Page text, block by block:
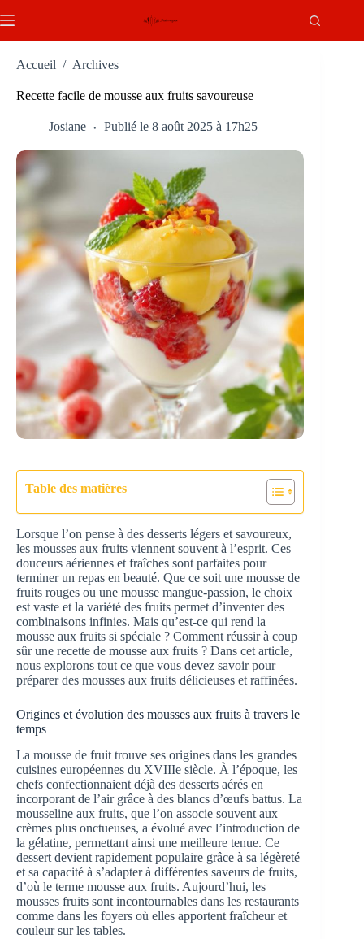
au
Accueil / Archives
Recette facile de mousse aux fruits savoureuse
Josiane Publié le 8 août 2025 à 17h25
Table des matières
Lorsque l’on pense à des desserts légers et savoureux,
les mousses aux fruits viennent souvent à l’esprit. Ces
douceurs aériennes et fraîches sont parfaites pour
terminer un repas en beauté. Que ce soit une mousse de
fruits rouges ou une mousse mangue-passion, le choix
est vaste et la variété des fruits permet d’inventer des
combinaisons infinies. Mais qu’est-ce qui rend la
mousse aux fruits si spéciale ? Comment réussir à coup
sûr une recette de mousse aux fruits ? Dans cet article,
nous explorons tout ce que vous devez savoir pour
préparer des mousses aux fruits délicieuses et raffinées.
Origines et évolution des mousses aux fruits à travers le
temps
La mousse de fruit trouve ses origines dans les grandes
cuisines européennes du XVIIIe siècle. À l’époque, les
chefs confectionnaient déjà des desserts aérés en
incorporant de l’air grâce à des blancs d’œufs battus. La
mousseline aux fruits, que l’on associe souvent aux
crèmes plus onctueuses, a évolué avec l’introduction de
la gélatine, permettant ainsi une meilleure tenue. Ce
dessert devient rapidement populaire grâce à sa légèreté
et sa capacité à s’adapter à différentes saveurs de fruits,
d’où le terme mousse aux fruits. Aujourd’hui, les
mousses fruits sont incontournables dans les restaurants
comme dans les foyers où elles apportent fraîcheur et
couleur sur les tables.